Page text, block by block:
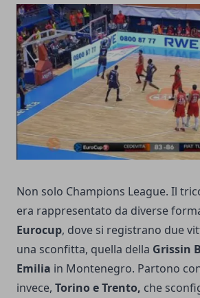
Non solo Champions League. Il
era rappresentato da diverse
Eurocup, dove si registrano due
una sconfitta, quella della Grissin
Emilia in Montenegro. Partono
invece, Torino e Trento, che